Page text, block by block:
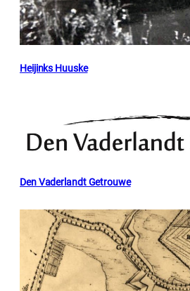
Heijinks Huuske
Den Vaderlandt Getrouwe